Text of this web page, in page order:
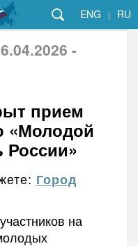
ENG | RU
-
прием
«Молодой
России»
Город
на